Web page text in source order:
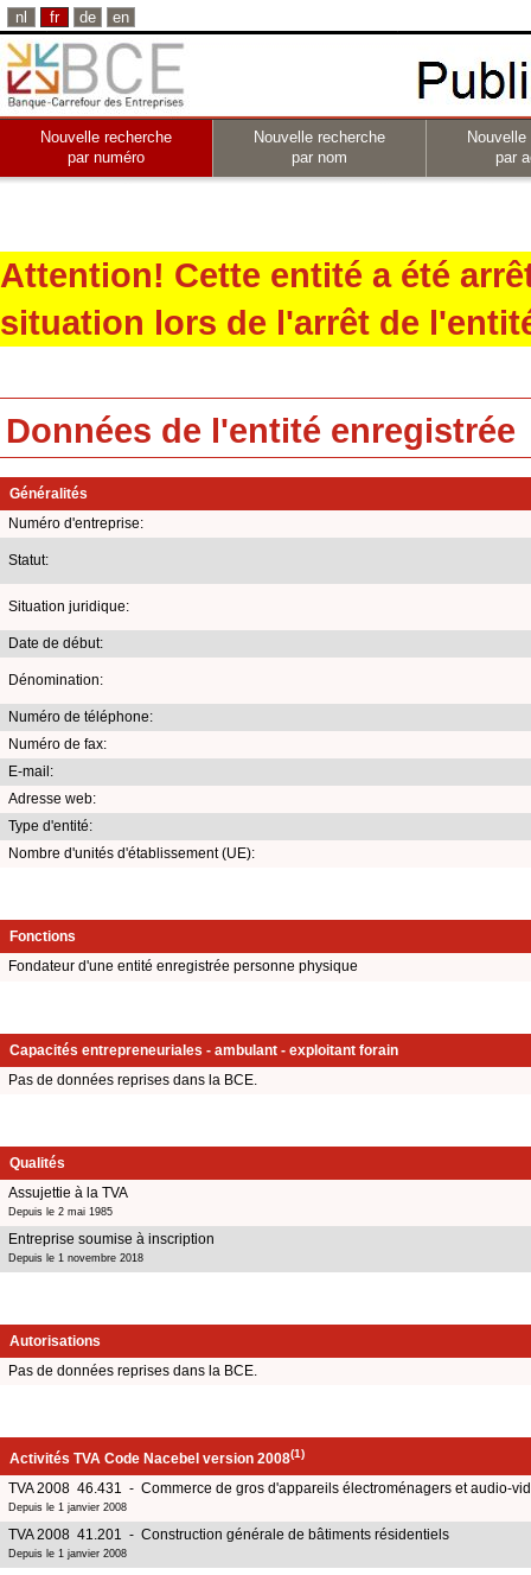
nl fr de en
Nouvelle recherche
par numéro
Nouvelle recherche
par nom
par
Attention! Cette entité a été
situation lors de l'arrêt de
Données de l'entité enregistrée
Généralités
Numéro d'entreprise:
Statut:
Situation juridique:
Date de début:
Dénomination:
Numéro de téléphone:
Numéro de fax:
E-mail:
Adresse web:
Type d'entité:
Nombre d'unités d'établissement (UE):
Fonctions
Fondateur d'une entité enregistrée personne physique
Capacités entrepreneuriales - ambulant - exploitant forain
Pas de données reprises dans la BCE.
Qualités
Assujettie à la TVA
Depuis le 2 mai 1985
Entreprise soumise à inscription
Depuis le 1 novembre 2018
Autorisations
Pas de données reprises dans la BCE.
Activités TVA Code Nacebel version 2008(1)
TVA 2008 46.431 - Commerce de gros d'appareils électroménagers et audio-
Depuis le 1 janvier 2008
TVA 2008 41.201 - Construction générale de bâtiments résidentiels
Depuis le 1 janvier 2008